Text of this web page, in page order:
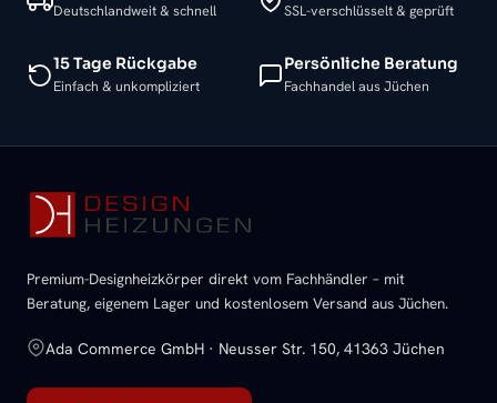
Deutschlandweit & schnell SSL-verschlüsselt & geprüft
15 Tage Rückgabe
Einfach & unkompliziert
Persönliche Beratung
Fachhandel aus Jüchen
Premium-Designheizkörper direkt vom Fachhändler – mit
Beratung, eigenem Lager und kostenlosem Versand aus Jüchen.
Ada Commerce GmbH · Neusser Str. 150, 41363 Jüchen